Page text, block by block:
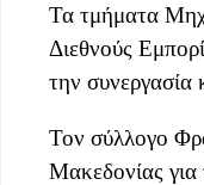
Τα τμήματα
Διεθνούς
την συνεργασία
Τον σύλλογο
Μακεδονίας για